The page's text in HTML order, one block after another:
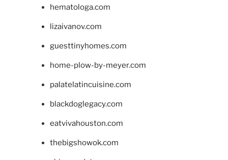
hematologa.com
lizaivanov.com
guesttinyhomes.com
home-plow-by-meyer.com
palatelatincuisine.com
blackdoglegacy.com
eatvivahouston.com
thebigshowok.com